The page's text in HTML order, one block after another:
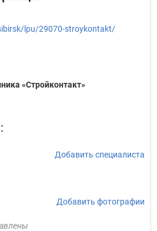
lpu/29070-stroykontakt/
«Стройконтакт»
Добавить специалиста
Добавить фотографии